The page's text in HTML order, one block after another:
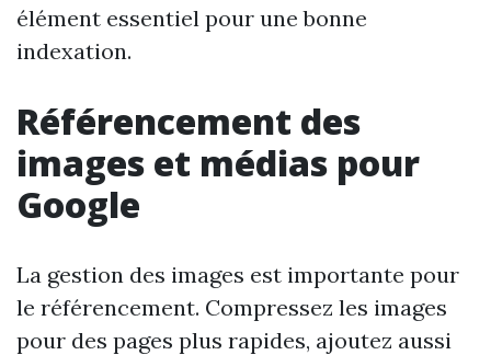
élément essentiel pour une bonne
indexation.
Référencement des
images et médias pour
Google
La gestion des images est importante pour
le référencement. Compressez les images
pour des pages plus rapides, ajoutez aussi